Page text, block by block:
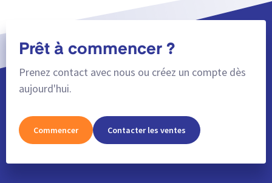
Prêt à commencer ?
Prenez contact avec nous ou créez un compte dès
aujourd'hui.
Commencer Contacter les ventes